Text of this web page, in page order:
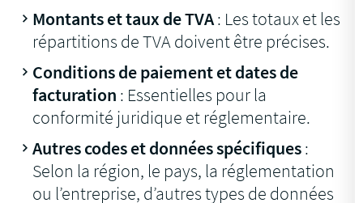
Montants et taux de TVA: Les totaux et les
répartitions de TVA doivent être précises.
Conditions de paiement et dates de
facturation : Essentielles pour la
conformité juridique et réglementaire.
Autres codes et données spécifiques:
Selon la région, le pays, la réglementation
ou l’entreprise, d’autres types de données